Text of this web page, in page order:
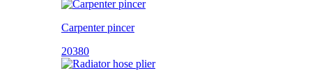
Carpenter pincer
20380